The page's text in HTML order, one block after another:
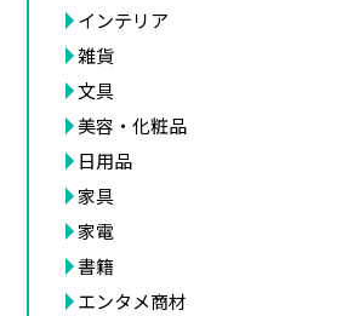
インテリア
雑貨
文具
美容・化粧品
日用品
家具
家電
書籍
エンタメ商材